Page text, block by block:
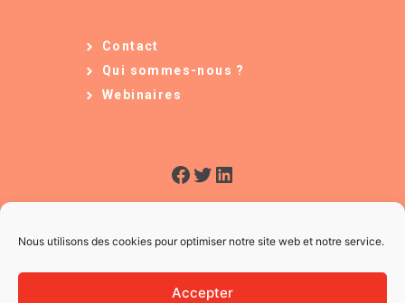
Nous utilisons des cookies pour optimiser notre site web et notre service.
Accepter
Contact
Qui sommes-nous ?
Webinaires
Facebook
Twitter
LinkedIn